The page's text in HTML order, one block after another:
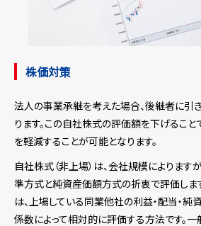
株価対策
法人の事業承継を考えた場合、後継者に引
ります。この自社株式の評価額を下げるこ
を軽減することが可能となります。
自社株式（非上場）は、会社規模によります
準方式と純資産価額方式の折衷で評価しま
は、上場している同業他社の利益・配当・純
係数によって相対的に評価する方法です。